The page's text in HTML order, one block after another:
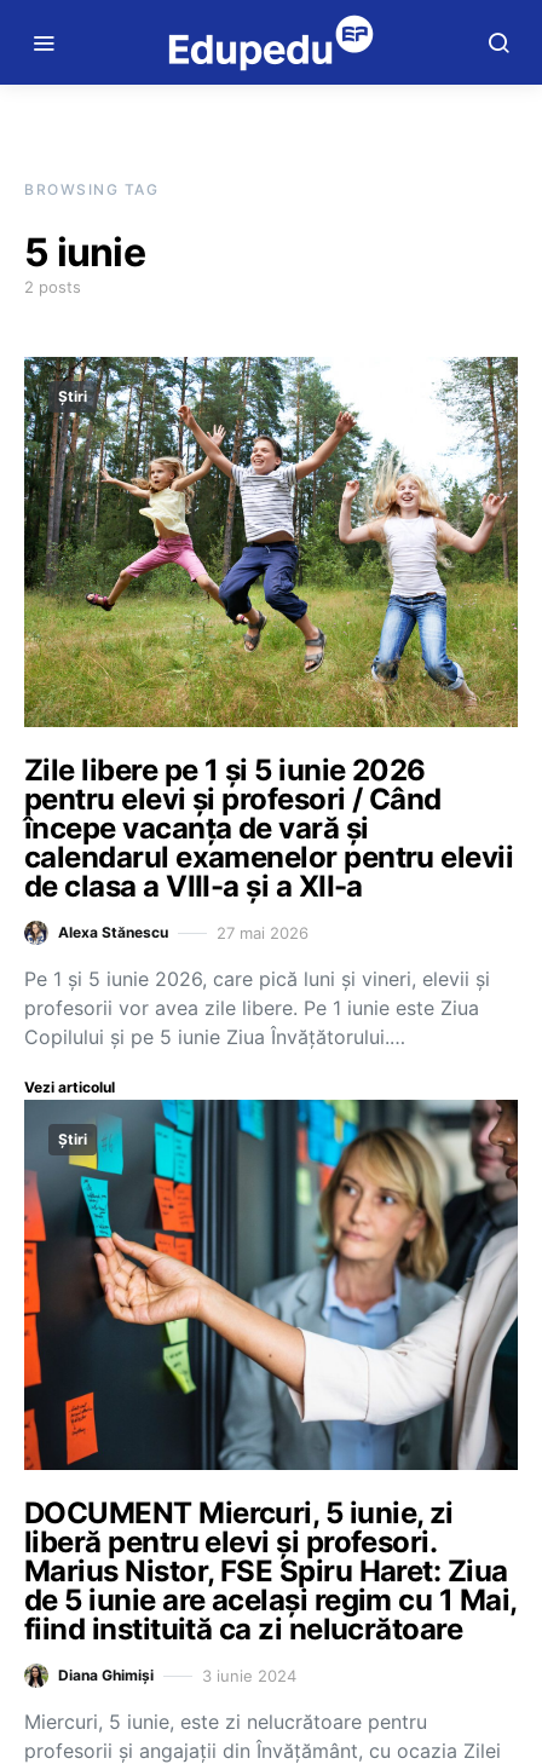
BROWSING TAG
5 iunie
2 posts
Știri
Zile libere pe 1 și 5 iunie 2026
pentru elevi și profesori / Când
începe vacanța de vară și
calendarul examenelor pentru elevii
de clasa a VIII-a și a XII-a
Alexa Stănescu 27 mai 2026
Pe 1 și 5 iunie 2026, care pică luni și vineri, elevii și
profesorii vor avea zile libere. Pe 1 iunie este Ziua
Copilului și pe 5 iunie Ziua Învățătorului.…
Vezi articolul
Știri
DOCUMENT Miercuri, 5 iunie, zi
liberă pentru elevi și profesori.
Marius Nistor, FSE Spiru Haret: Ziua
de 5 iunie are același regim cu 1 Mai,
fiind instituită ca zi nelucrătoare
Diana Ghimiși 3 iunie 2024
Miercuri, 5 iunie, este zi nelucrătoare pentru
profesorii și angajații din Învățământ, cu ocazia Zilei